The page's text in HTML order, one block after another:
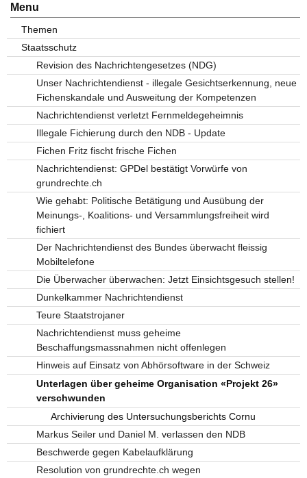
Menu
Themen
Staatsschutz
Revision des Nachrichtengesetzes (NDG)
Unser Nachrichtendienst - illegale Gesichtserkennung, neue
Fichenskandale und Ausweitung der Kompetenzen
Nachrichtendienst verletzt Fernmeldegeheimnis
Illegale Fichierung durch den NDB - Update
Fichen Fritz fischt frische Fichen
Nachrichtendienst: GPDel bestätigt Vorwürfe von
grundrechte.ch
Wie gehabt: Politische Betätigung und Ausübung der
Meinungs-, Koalitions- und Versammlungsfreiheit wird
fichiert
Der Nachrichtendienst des Bundes überwacht fleissig
Mobiltelefone
Die Überwacher überwachen: Jetzt Einsichtsgesuch stellen!
Dunkelkammer Nachrichtendienst
Teure Staatstrojaner
Nachrichtendienst muss geheime
Beschaffungsmassnahmen nicht offenlegen
Hinweis auf Einsatz von Abhörsoftware in der Schweiz
Unterlagen über geheime Organisation «Projekt 26»
verschwunden
Archivierung des Untersuchungsberichts Cornu
Markus Seiler und Daniel M. verlassen den NDB
Beschwerde gegen Kabelaufklärung
Resolution von grundrechte.ch wegen